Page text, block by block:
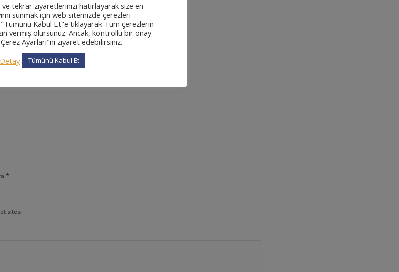
0
*
sitesi
tekrar ziyaretlerinizi hatırlayarak size en
sunmak için web sitemizde çerezleri
"Tümünü Kabul Et"e tıklayarak Tüm çerezlerin
vermiş olursunuz. Ancak, kontrollü bir onay
Ayarları"nı ziyaret edebilirsiniz.
Tümünü Kabul Et